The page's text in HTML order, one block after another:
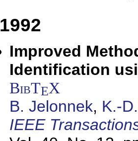
1992
Improved
Identification
BibTEX
B. Jelonnek, K.-
IEEE